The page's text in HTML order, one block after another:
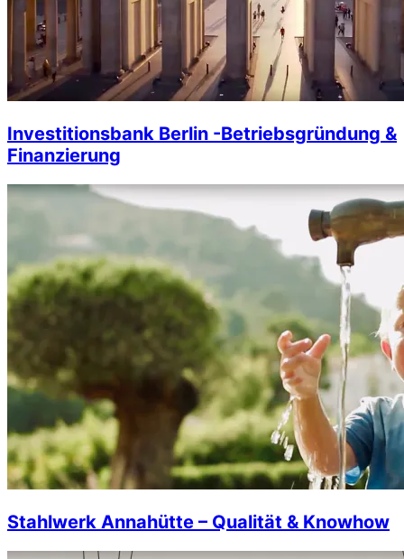
Investitionsbank Berlin -Betriebsgründung &
Finanzierung
Stahlwerk Annahütte – Qualität & Knowhow